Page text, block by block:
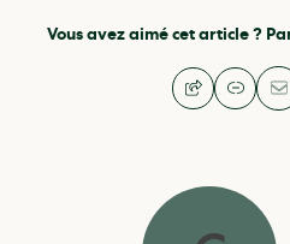
Vous avez aimé cet article ?